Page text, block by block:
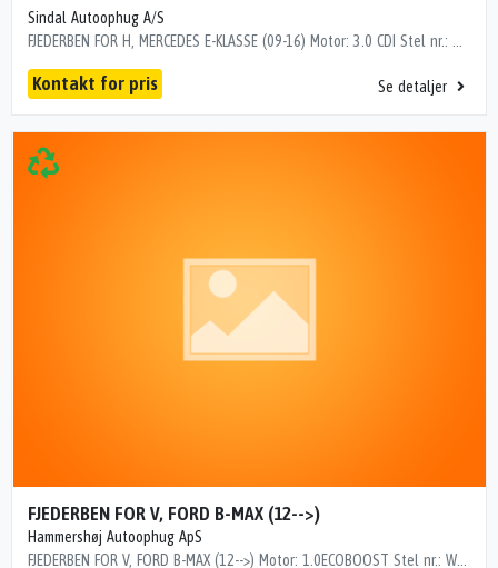
Sindal Autoophug A/S
FJEDERBEN FOR H, MERCEDES E-KLASSE (09-16) Motor: 3.0 CDI Stel nr.: WDD2122941A843029 Årgang.: 2013 Del nr..: MA11155 Dito nr.: 35063602 Stamkort nr.: R00751 Kilometer: 302000 OEM numre: A 212 320 34 38 "Luft"
Kontakt for pris Se detaljer
FJEDERBEN FOR V, FORD B-MAX (12-->)
Hammershøj Autoophug ApS